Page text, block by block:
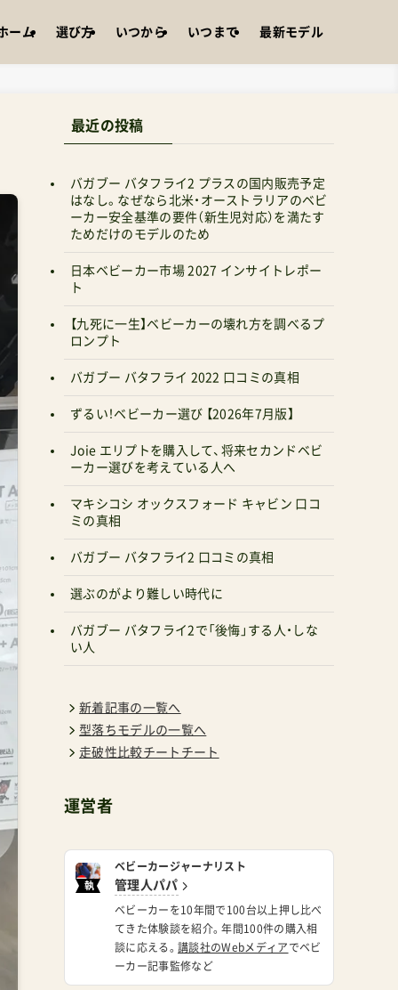
ーム 選び方 いつから いつまで 最新モデル
最近の投稿
バガブー バタフライ2 プラスの国内販売予定
はなし。なぜなら北米・オーストラリアのベビ
ーカー安全基準の要件（新生児対応）を満たす
ためだけのモデルのため
日本ベビーカー市場 2027 インサイトレポー
ト
【九死に一生】ベビーカーの壊れ方を調べるプ
ロンプト
バガブー バタフライ 2022 口コミの真相
ずるい！ベビーカー選び 【2026年7月版】
Joie エリプトを購入して、将来セカンドベビ
ーカー選びを考えている人へ
マキシコシ オックスフォード キャビン 口コ
ミの真相
バガブー バタフライ2 口コミの真相
選ぶのがより難しい時代に
バガブー バタフライ2で「後悔」する人・しな
い人
新着記事の一覧へ
型落ちモデルの一覧へ
走破性比較チートチート
運営者
執
ベビーカージャーナリスト
管理人パパ
ベビーカーを10年間で100台以上押し比べ
てきた体験談を紹介。年間100件の購入相
談に応える。講談社のWebメディア でベビ
ーカー記事監修など